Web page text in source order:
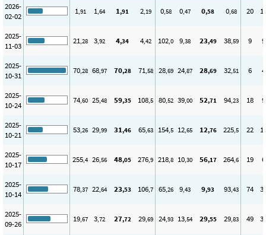
2026-
02-02
1,91 1,64 1,91 2,19 0,58 0,47 0,58 0,68 20
2025-
11-03
21,28 3,92 4,34 4,42 102,0 9,38 23,49 38,59 9 9
2025-
10-31
70,28 68,97 70,28 71,58 28,69 24,87 28,69 32,51 6 4
2025-
10-24
74,60 25,48 59,35 108,5 80,52 39,00 52,71 94,23 18 9
2025-
10-21
53,26 29,99 31,46 65,63 154,5 12,65 12,76 225,5 22
2025-
10-17
255,4 26,56 48,05 276,9 218,8 10,30 56,17 264,6 19 6
2025-
10-14
78,37 22,64 23,53 106,7 65,26 9,43 9,93 93,43 74
2025-
09-26
19,67 3,72 27,72 29,69 24,93 13,54 29,55 29,83 49